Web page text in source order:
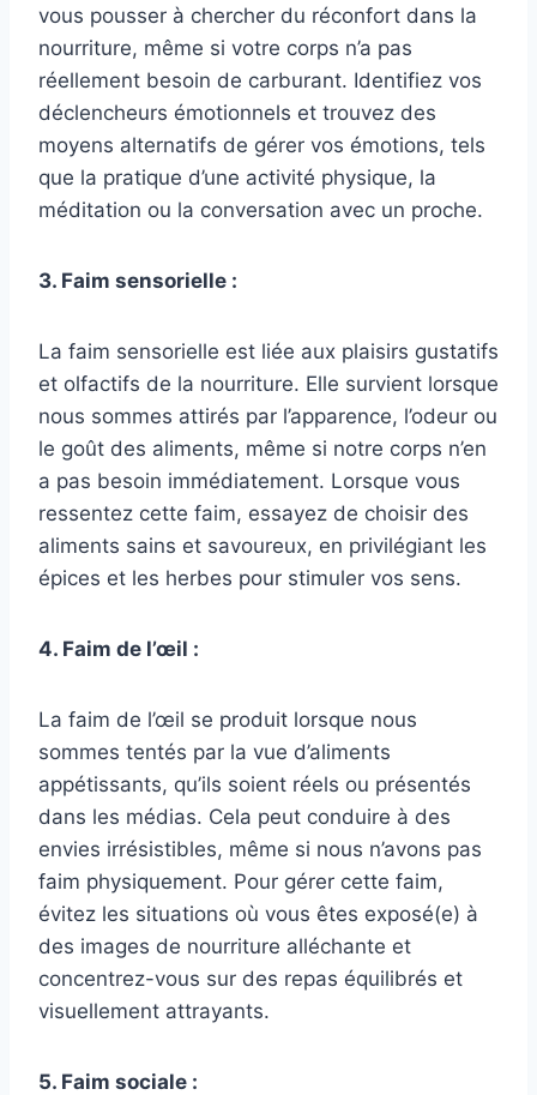
vous pousser à chercher du réconfort dans la
nourriture, même si votre corps n’a pas
réellement besoin de carburant. Identifiez vos
déclencheurs émotionnels et trouvez des
moyens alternatifs de gérer vos émotions, tels
que la pratique d’une activité physique, la
méditation ou la conversation avec un proche.
3. Faim sensorielle :
La faim sensorielle est liée aux plaisirs gustatifs
et olfactifs de la nourriture. Elle survient lorsque
nous sommes attirés par l’apparence, l’odeur ou
le goût des aliments, même si notre corps n’en
a pas besoin immédiatement. Lorsque vous
ressentez cette faim, essayez de choisir des
aliments sains et savoureux, en privilégiant les
épices et les herbes pour stimuler vos sens.
4. Faim de l’œil :
La faim de l’œil se produit lorsque nous
sommes tentés par la vue d’aliments
appétissants, qu’ils soient réels ou présentés
dans les médias. Cela peut conduire à des
envies irrésistibles, même si nous n’avons pas
faim physiquement. Pour gérer cette faim,
évitez les situations où vous êtes exposé(e) à
des images de nourriture alléchante et
concentrez-vous sur des repas équilibrés et
visuellement attrayants.
5. Faim sociale :